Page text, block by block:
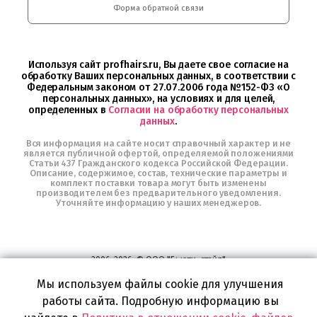
Интернет-
Форма обратной связи
Используя сайт profhairs.ru, Вы даете свое согласие на
обработку Ваших персональных данных, в соответствии с
Федеральным законом от 27.07.2006 года №152-ФЗ «О
персональных данных», на условиях и для целей,
определенных в Согласии на обработку персональных
данных.
Вся информация на сайте носит справочный характер и не
является публичной офертой, определяемой положениями
Статьи 437 Гражданского кодекса Российской Федерации.
Описание, содержимое, состав, технические параметры и
комплект поставки товара могут быть изменены
производителем без предварительного уведомления.
Уточняйте информацию у наших менеджеров.
2006-2026, © ООО "Бьюти-стайл"
www.profhairs.ru
Широкий выбор инструментов, аксессуаров и принадлежностей для
воплощения
самых изысканных и необычных идей по созданию Вашего образа и стиля.
Мы используем файлы cookie для улучшения
работы сайта. Подробную информацию вы